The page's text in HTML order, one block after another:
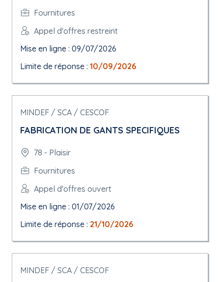
Fournitures
Appel d'offres restreint
Mise en ligne : 09/07/2026
Limite de réponse : 10/09/2026
MINDEF / SCA / CESCOF
FABRICATION DE GANTS SPECIFIQUES
78 - Plaisir
Fournitures
Appel d'offres ouvert
Mise en ligne : 01/07/2026
Limite de réponse : 21/10/2026
MINDEF / SCA / CESCOF